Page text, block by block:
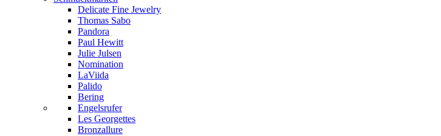
Delicate Fine Jewelry
Thomas Sabo
Pandora
Paul Hewitt
Julie Julsen
Nomination
LaViida
Palido
Bering
Engelsrufer
Les Georgettes
Bronzallure